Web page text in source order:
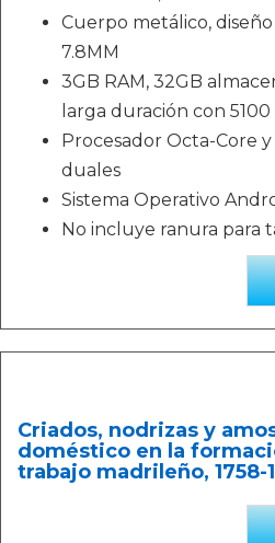
Cuerpo metálico,
7.8MM
3GB RAM, 32GB
larga duración con
Procesador Octa-Core
duales
Sistema Operativo
No incluye ranura para
Criados, nodrizas y
doméstico en la
trabajo madrileño, 1758-